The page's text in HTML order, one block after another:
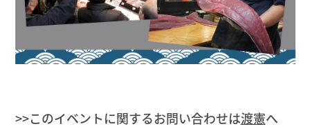
>>このイベントに関するお問い合わせは渡憲へ